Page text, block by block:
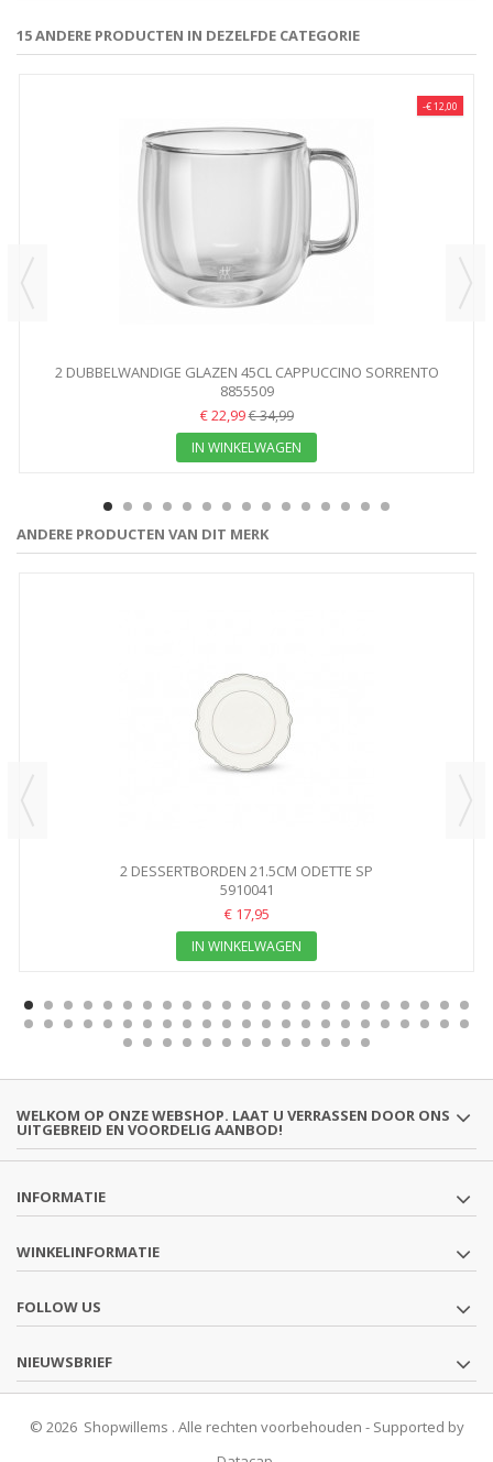
15 ANDERE PRODUCTEN IN DEZELFDE CATEGORIE
-€ 12,00
2 DUBBELWANDIGE GLAZEN 45CL CAPPUCCINO SORRENTO
ZWILLING...
8855509
€ 22,99€ 34,99
IN WINKELWAGEN
ANDERE PRODUCTEN VAN DIT MERK
2 DESSERTBORDEN 21.5CM ODETTE SP
5910041
€ 17,95
IN WINKELWAGEN
WELKOM OP ONZE WEBSHOP. LAAT U VERRASSEN DOOR ONS
UITGEBREID EN VOORDELIG AANBOD!
INFORMATIE
WINKELINFORMATIE
FOLLOW US
NIEUWSBRIEF
© 2026 Shopwillems . Alle rechten voorbehouden - Supported by